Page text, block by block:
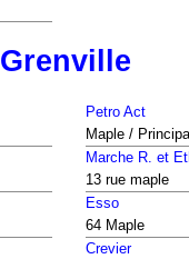
Grenville
Petro Act
Maple /
Marche R. et
13 rue maple
Esso
64 Maple
Crevier